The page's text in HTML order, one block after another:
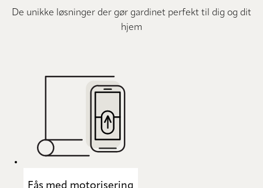
De unikke løsninger der gør gardinet perfekt til dig og dit
hjem
Fås med motorisering